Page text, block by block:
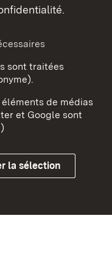
sont traitées
de médias
et Google sont
la sélection